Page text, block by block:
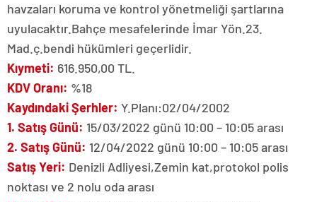
havzaları koruma ve kontrol yönetmeliği şartlarına
uyulacaktır.Bahçe mesafelerinde İmar Yön.23.
Mad.ç.bendi hükümleri geçerlidir.
Kıymeti: 616.950,00 TL.
KDV Oranı: %18
Kaydındaki Şerhler: Y.Planı:02/04/2002
1. Satış Günü: 15/03/2022 günü 10:00 – 10:05 arası
2. Satış Günü: 12/04/2022 günü 10:00 – 10:05 arası
Satış Yeri: Denizli Adliyesi,Zemin kat,protokol polis
noktası ve 2 nolu oda arası